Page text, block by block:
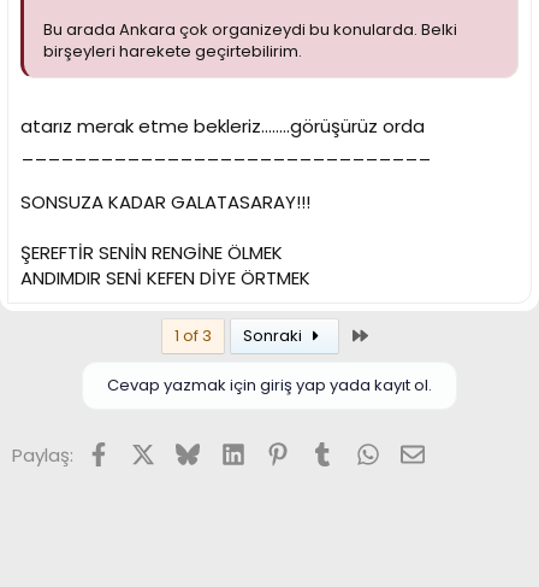
Bu arada Ankara çok organizeydi bu konularda. Belki
birşeyleri harekete geçirtebilirim.
atarız merak etme bekleriz........görüşürüz orda
SONSUZA KADAR GALATASARAY!!!
ŞEREFTİR SENİN RENGİNE ÖLMEK
ANDIMDIR SENİ KEFEN DİYE ÖRTMEK
1 of 3 Sonraki
Cevap yazmak için giriş yap yada kayıt ol.
Paylaş: FacebookX (Twitter)
BlueskyLinkedInPinterest
TumblrWhatsApp
E-posta